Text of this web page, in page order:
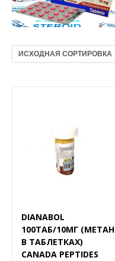
DIANABOL
100ТАБ/10МГ (МЕТАН
В ТАБЛЕТКАХ)
CANADA PEPTIDES